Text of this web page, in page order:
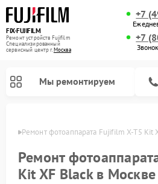
FIX-FUJIFILM
Ремонт устройств Fujifilm
Специализированный
cервисный центр г.Москва
+7
+7
Мы ремонтируем
Ремонт фотоаппарата Fujifilm X-T5 Kit
Ремонт
Kit XF Black в Москве